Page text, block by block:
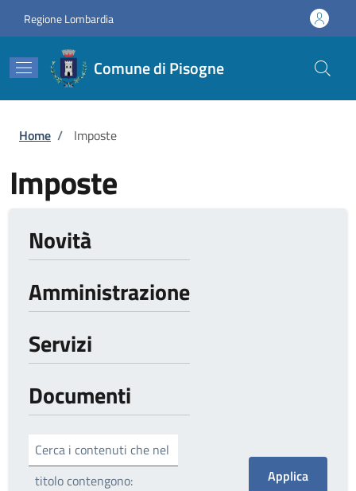
Regione Lombardia
Comune di Pisogne
Briciole di pane
Home / Imposte
Imposte
Novità
Amministrazione
Servizi
Documenti
Cerca i contenuti che nel
titolo contengono: